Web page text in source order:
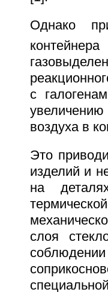
Однако
с
воздуха в
Это
изделий и
на
слоя